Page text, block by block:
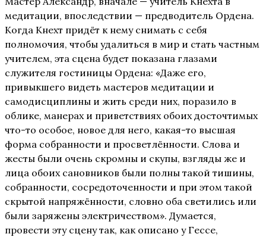
медитации, впоследствии — предводитель Ордена.
Когда Кнехт придёт к нему снимать с себя
полномочия, чтобы удалиться в мир и стать частным
учителем, эта сцена будет показана глазами
служителя гостиницы Ордена: «Даже его,
привыкшего видеть мастеров медитации и
самодисциплины и жить среди них, поразило в
облике, манерах и приветствиях обоих досточтимых
что-то особое, новое для него, какая-то высшая
форма собранности и просветлённости. Слова и
жесты были очень скромны и скупы, взгляды же и
лица обоих сановников были полны такой тишины,
собранности, сосредоточенности и при этом такой
скрытой напряжённости, словно оба светились или
были заряжены электричеством». Думается,
провести эту сцену так, как описано у Гессе,